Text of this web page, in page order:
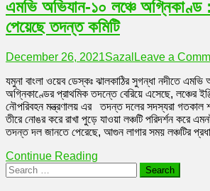
এমভি অভিযান-১০ লঞ্চে অগ্নিকাণ্ড
পেয়েছে তদন্ত কমিটি
December 26, 2021Sazal Leave a
যমুনা বাংলা ওয়েব ডেস্কঃ ঝালকাঠির সুগন্ধা নদীতে এমভি
অগ্নিকাণ্ডের প্রাথমিক তদন্তে বেরিয়ে এসেছে, লঞ্চের
নৌপরিবহন মন্ত্রণালয় এর তদন্ত দলের সদস্যরা গতকাল
তীরে নোঙর করে রাখা পুড়ে যাওয়া লঞ্চটি পরিদর্শন করে
তদন্ত দল জানতে পেরেছে, আগুন লাগার সময় লঞ্চটির
Continue Reading
Search
for: